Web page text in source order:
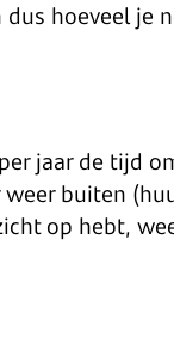
hoeveel je
jaar de tijd
buiten
op hebt,